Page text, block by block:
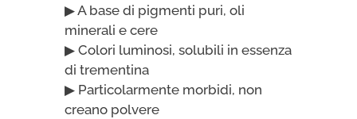
▶ A base di pigmenti puri, oli
minerali e cere
▶ Colori luminosi, solubili in essenza
di trementina
▶ Particolarmente morbidi, non
creano polvere